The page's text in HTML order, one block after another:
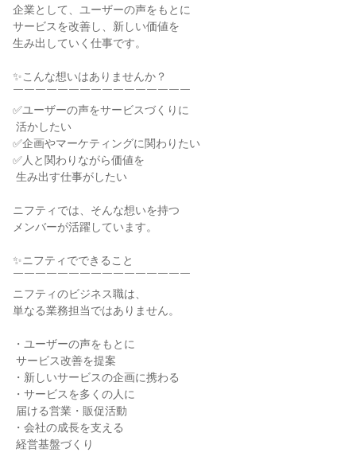
企業として、ユーザーの声をもとに
サービスを改善し、新しい価値を
生み出していく仕事です。
✨こんな想いはありませんか？
￣￣￣￣￣￣￣￣￣￣￣￣￣￣￣￣
✅ユーザーの声をサービスづくりに
✅企画やマーケティングに関わりたい
✅人と関わりながら価値を
ニフティでは、そんな想いを持つ
メンバーが活躍しています。
✨ニフティでできること
￣￣￣￣￣￣￣￣￣￣￣￣￣￣￣￣
ニフティのビジネス職は、
単なる業務担当ではありません。
・ユーザーの声をもとに
・新しいサービスの企画に携わる
・サービスを多くの人に
・会社の成長を支える